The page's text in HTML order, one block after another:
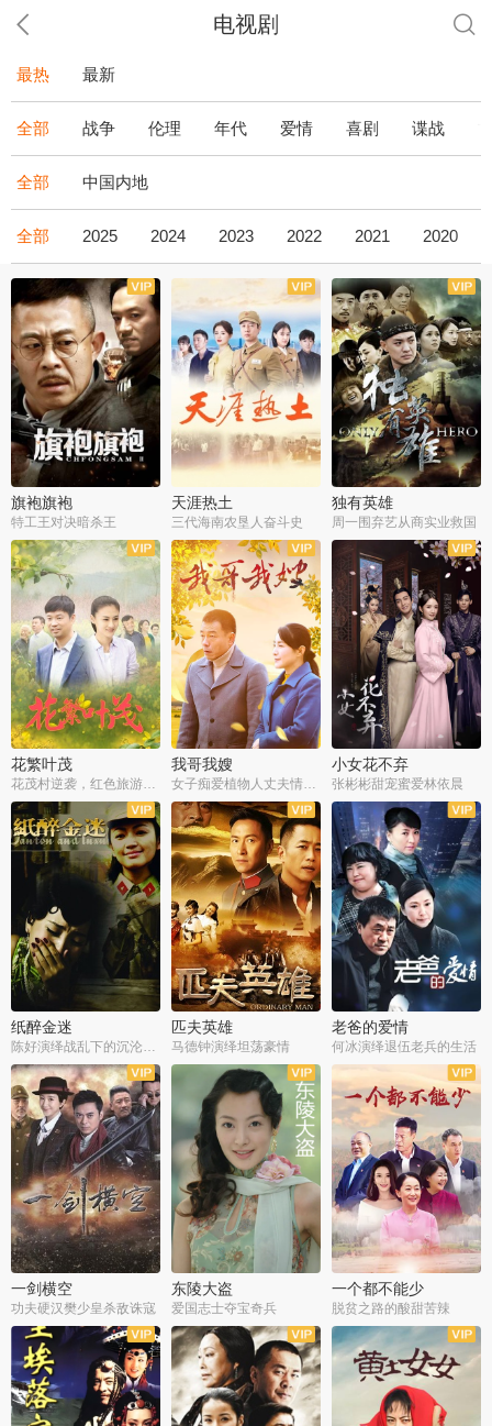
电视剧
最热 最新
全部 战争 伦理 年代 爱情 喜剧 谍战
全部 中国内地
全部 2025 2024 2023 2022 2021 2020
全43集
旗袍旗袍
特工王对决暗杀王
全36集
天涯热土
三代海南农垦人奋斗史
全34集
独有英雄
周一围弃艺从商实业救国
全34集
花繁叶茂
花茂村逆袭，红色旅游出圈
全50集
我哥我嫂
女子痴爱植物人丈夫情定一生
全51集
小女花不弃
张彬彬甜宠蜜爱林依晨
全42集
纸醉金迷
全35集
匹夫英雄
马德钟演绎坦荡豪情
全32集
老爸的爱情
何冰演绎退伍老兵的生活
全40集
一剑横空
功夫硬汉樊少皇杀敌诛寇
全33集
东陵大盗
爱国志士夺宝奇兵
全36集
一个都不能少
脱贫之路的酸甜苦辣
全25集
全50集 全23集